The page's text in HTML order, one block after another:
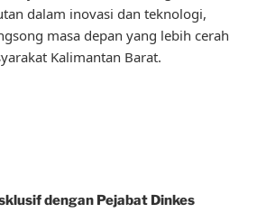
dalam inovasi dan teknologi,
masa depan yang lebih cerah
Kalimantan Barat.
dengan Pejabat Dinkes